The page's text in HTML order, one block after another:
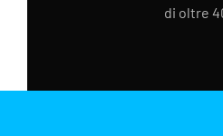
di oltre